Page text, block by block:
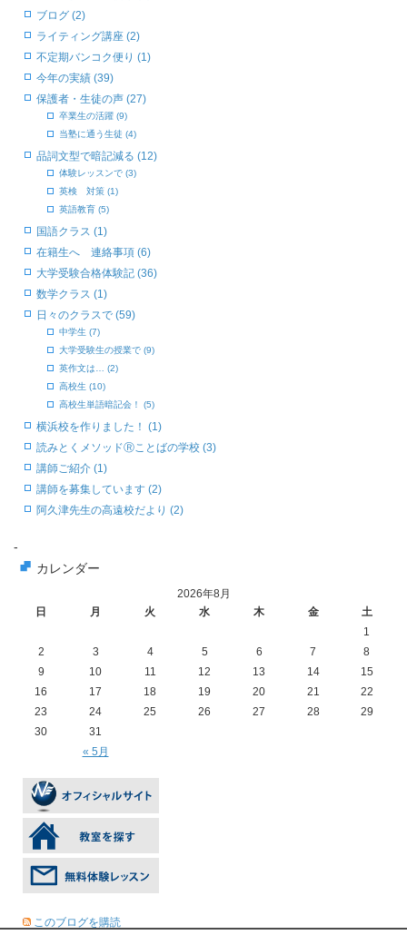
ブログ (2)
ライティング講座 (2)
不定期バンコク便り (1)
今年の実績 (39)
保護者・生徒の声 (27)
卒業生の活躍 (9)
当塾に通う生徒 (4)
品詞文型で暗記減る (12)
体験レッスンで (3)
英検 対策 (1)
英語教育 (5)
国語クラス (1)
在籍生へ 連絡事項 (6)
大学受験合格体験記 (36)
数学クラス (1)
日々のクラスで (59)
中学生 (7)
大学受験生の授業で (9)
英作文は… (2)
高校生 (10)
高校生単語暗記会！ (5)
横浜校を作りました！ (1)
読みとくメソッドⓇことばの学校 (3)
講師ご紹介 (1)
講師を募集しています (2)
阿久津先生の高遠校だより (2)
-
カレンダー
2026年8月
日
月 火 水 木 金 土
« 5月
1
2
3 4 5 6 7
8
9
10 11 12 13 14
15
16
17 18 19 20 21
22
23
24 25 26 27 28
29
30
31
このブログを購読